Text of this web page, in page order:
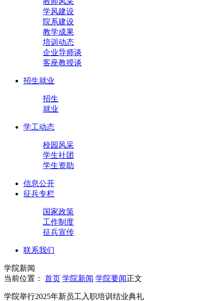
学风建设
院系建设
教学成果
培训动态
企业导师谈
客座教授谈
招生就业
招生
就业
学工动态
校园风采
学生社团
学生资助
信息公开
征兵专栏
国家政策
工作制度
征兵宣传
联系我们
学院新闻
当前位置：
首页 学院新闻 学院要闻正文
学院举行2025年新员工入职培训结业典礼